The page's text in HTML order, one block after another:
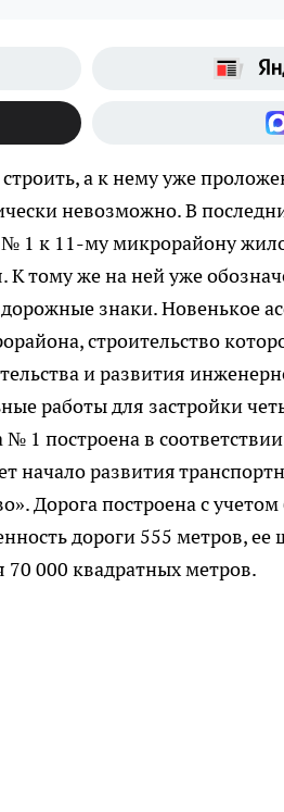
а к нему уже
невозможно.В
1 к 11-му микрорайону
К тому же на ней уже
знаки. Новенькое
строительство
и развития
работы для застройки
1 построена в
начало развития
Дорога построена с
дороги 555 метров, ее
000 квадратных метров.